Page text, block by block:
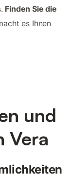
Finden Sie die
es Ihnen
und
Vera